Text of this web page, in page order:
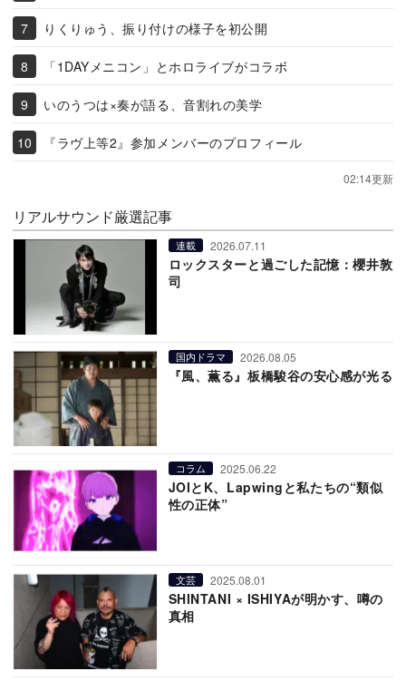
りくりゅう、振り付けの様子を初公開
「1DAYメニコン」とホロライブがコラボ
いのうつは×奏が語る、音割れの美学
『ラヴ上等2』参加メンバーのプロフィール
02:14更新
リアルサウンド厳選記事
連載 2026.07.11
ロックスターと過ごした記憶：櫻井敦
司
国内ドラマ 2026.08.05
『風、薫る』板橋駿谷の安心感が光る
コラム 2025.06.22
JOIとK、Lapwingと私たちの“類似
性の正体”
文芸 2025.08.01
SHINTANI × ISHIYAが明かす、噂の
真相